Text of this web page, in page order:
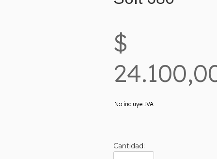
$
No incluye IVA
Cantidad: